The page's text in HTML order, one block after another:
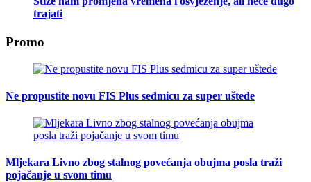
trajati
Promo
Ne propustite novu FIS Plus sedmicu za super uštede
Mljekara Livno zbog stalnog povećanja obujma posla traži
pojačanje u svom timu